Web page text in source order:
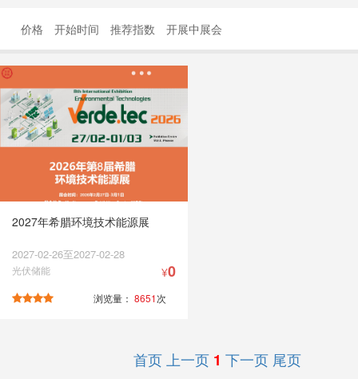
价格 开始时间 推荐指数 开展中展会
2027年希腊环境技术能源展
2027-02-26至2027-02-28
光伏储能 ¥0
浏览量： 8651次
首页 上一页 1 下一页 尾页